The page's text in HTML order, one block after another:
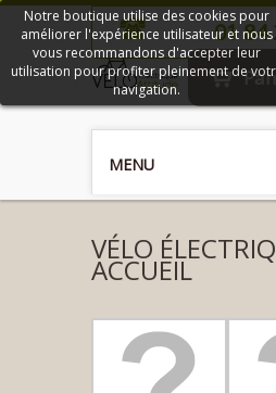
01 84
MENU
Notre boutique utilise des cookies pour
améliorer l'expérience utilisateur et nous
vous recommandons d'accepter leur
utilisation pour profiter pleinement de
navigation.
VÉLO
ACCUEIL